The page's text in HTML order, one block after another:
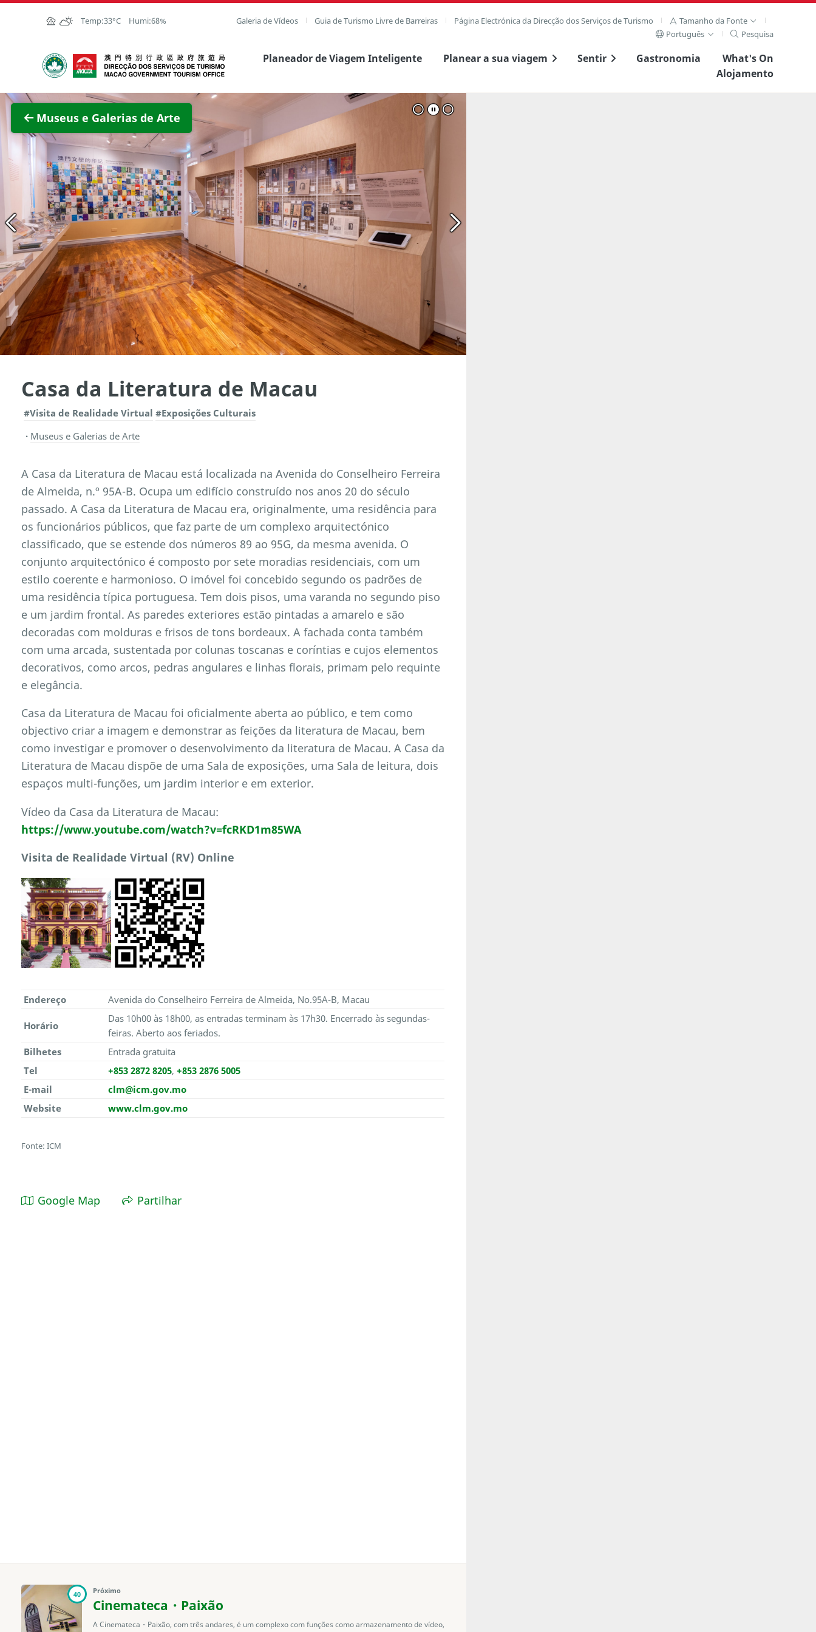
Ir para o conteúdo principal
Temp:33°C Humi:68% Galeria de Vídeos Guia de Turismo Livre de Barreiras Página Electrónica da Direcção dos Serviços de Turismo
Tamanho da Fonte
Português
Pesquisa
Direcção dos Serviços de Turismo Planeador de Viagem Inteligente Planear a sua viagem Sentir Gastronomia
What's On
Alojamento
Museus e Galerias de Arte
Ver imagem completa
Casa da Literatura de Macau
#Visita de Realidade Virtual #Exposições Culturais
Museus e Galerias de Arte
A Casa da Literatura de Macau está localizada na Avenida do Conselheiro Ferreira
de Almeida, n.º 95A-B. Ocupa um edifício construído nos anos 20 do século
passado. A Casa da Literatura de Macau era, originalmente, uma residência para
os funcionários públicos, que faz parte de um complexo arquitectónico
classificado, que se estende dos números 89 ao 95G, da mesma avenida. O
conjunto arquitectónico é composto por sete moradias residenciais, com um
estilo coerente e harmonioso. O imóvel foi concebido segundo os padrões de
uma residência típica portuguesa. Tem dois pisos, uma varanda no segundo piso
e um jardim frontal. As paredes exteriores estão pintadas a amarelo e são
decoradas com molduras e frisos de tons bordeaux. A fachada conta também
com uma arcada, sustentada por colunas toscanas e coríntias e cujos elementos
decorativos, como arcos, pedras angulares e linhas florais, primam pelo requinte
e elegância.
Casa da Literatura de Macau foi oficialmente aberta ao público, e tem como
objectivo criar a imagem e demonstrar as feições da literatura de Macau, bem
como investigar e promover o desenvolvimento da literatura de Macau. A Casa da
Literatura de Macau dispõe de uma Sala de exposições, uma Sala de leitura, dois
espaços multi-funções, um jardim interior e em exterior.
Vídeo da Casa da Literatura de Macau:
https://www.youtube.com/watch?v=fcRKD1m85WA
Visita de Realidade Virtual (RV) Online
Endereço Avenida do Conselheiro Ferreira de Almeida, No.95A-B, Macau
Horário
Das 10h00 às 18h00, as entradas terminam às 17h30. Encerrado às segundas-
feiras. Aberto aos feriados.
Bilhetes
Entrada gratuita
Tel
+853 2872 8205, +853 2876 5005
E-mail
clm@icm.gov.mo
Website
www.clm.gov.mo
Fonte: ICM
Google Map Partilhar
40 Próximo
Cinemateca・Paixão
A Cinemateca・Paixão, com três andares, é um complexo com funções como armazenamento de vídeo,